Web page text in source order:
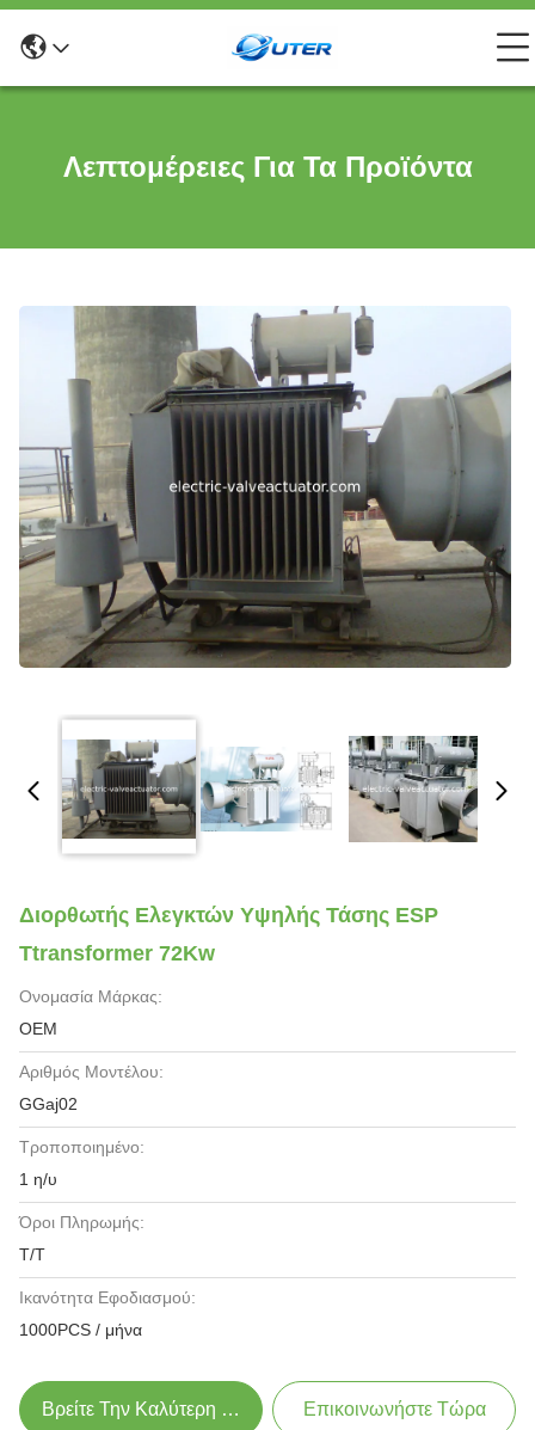
Λεπτομέρειες Για Τα Προϊόντα
Διορθωτής Ελεγκτών Υψηλής Τάσης ESP
Ttransformer 72Kw
Ονομασία Μάρκας:
OEM
Αριθμός Μοντέλου:
GGaj02
Τροποποιημένο:
1 η/υ
Όροι Πληρωμής:
T/T
Ικανότητα Εφοδιασμού:
1000PCS / μήνα
Βρείτε Την Καλύτερη Τιμή Επικοινωνήστε Τώρα